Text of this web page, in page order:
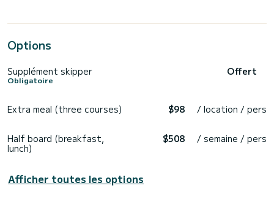
Options
Supplément skipper
Obligatoire
Offert
Extra meal (three courses) $98 / location / pers
Half board (breakfast,
lunch)
$508 / semaine / pers
Afficher toutes les options